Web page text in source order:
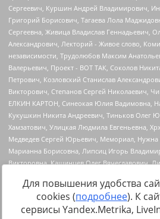
Источник:https://minjust.gov.ru/
Для повышения удобства
cookies (подробнее). К
сервисы Yandex.Metrika,